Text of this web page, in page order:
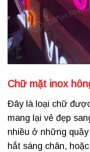
Chữ mặt inox
Đây là loại chữ
mang lại vẻ đẹp
nhiều ở những
hắt sáng chân,